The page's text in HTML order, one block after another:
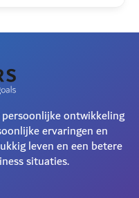
ontwikkeling
ervaringen en
leven en een betere
situaties.